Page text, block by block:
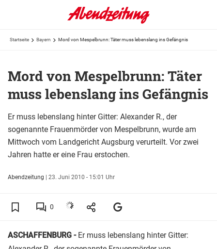
Startseite Bayern Mord von Mespelbrunn: Täter muss lebenslang ins Gefängnis
Mord von Mespelbrunn: Täter
muss lebenslang ins Gefängnis
Er muss lebenslang hinter Gitter: Alexander R., der
sogenannte Frauenmörder von Mespelbrunn, wurde am
Mittwoch vom Landgericht Augsburg verurteilt. Vor zwei
Jahren hatte er eine Frau erstochen.
Abendzeitung | 23. Juni 2010 - 15:01 Uhr
0
ASCHAFFENBURG - Er muss lebenslang hinter Gitter: